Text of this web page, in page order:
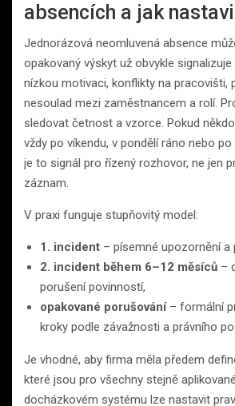
absencích a jak
Jednorázová neomluvená absence
opakovaný výskyt už obvykle
nízkou motivaci, konflikty na pracovišti,
nesoulad mezi zaměstnancem a rolí.
sledovat četnost a vzorce. Pokud
vždy po víkendu, v pondělí ráno nebo
je to signál pro řízený rozhovor, ne jen
záznam.
V praxi funguje stupňovitý model:
1. incident – písemné upozornění a
2. incident během 6–12 měsíců –
porušení povinností,
opakované porušování– formální
kroky podle závažnosti a právního
Je vhodné, aby firma měla předem
které jsou pro všechny stejně
docházkovém systému lze nastavit